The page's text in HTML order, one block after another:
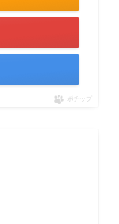
ポチップ